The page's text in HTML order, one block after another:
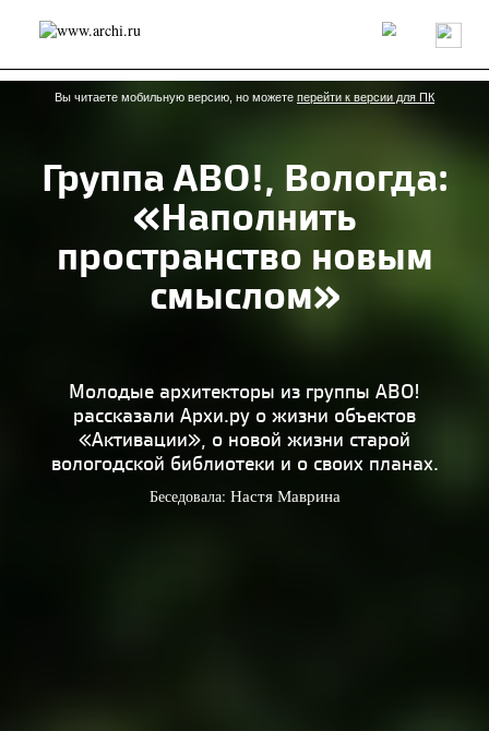
Россия Мир Технологии Интерьер Пресса
Архитекторы
Проекты
Конкурсы События Книги Вакансии
send.project Анонсы конкурсов
Блог
Журнал
Интервью Исследование
Мнение
Объект
Результаты конкурса
Репортаж
Рецензия Архитектура
Выставка
Дизайн
Иностранцы в России
Интерьер
Наследие Образование
Вы читаете мобильную версию, но можете перейти к версии для ПК
Группа АВО!, Вологда:
«Наполнить
пространство новым
смыслом»
Молодые архитекторы из группы АВО!
рассказали Архи.ру о жизни объектов
«Активации», о новой жизни старой
вологодской библиотеки и о своих планах.
Беседовала: Настя Маврина